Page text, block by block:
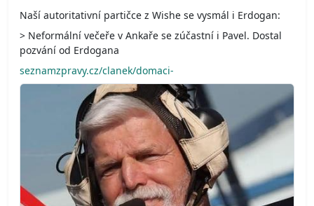
Naší autoritativní partičce z Wishe se vysmál i Erdogan:
> Neformální večeře v Ankaře se zúčastní i Pavel. Dostal
pozvání od Erdogana
seznamzpravy.cz/clanek/domaci-